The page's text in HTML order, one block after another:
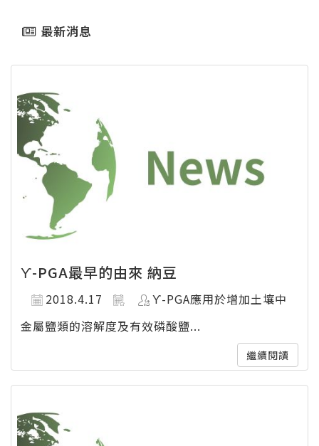
最新消息
ϒ-PGA最早的由來 納豆
2018.4.17
ϒ-PGA應用於增加土壤中
金屬鹽類的溶解度及有效磷酸鹽...
繼續閱讀